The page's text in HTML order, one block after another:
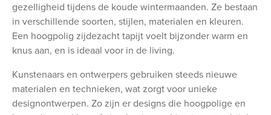
gezelligheid tijdens de koude wintermaanden. Ze bestaan
in verschillende soorten, stijlen, materialen en kleuren.
Een hoogpolig zijdezacht tapijt voelt bijzonder warm en
knus aan, en is ideaal voor in de living.
Kunstenaars en ontwerpers gebruiken steeds nieuwe
materialen en technieken, wat zorgt voor unieke
designontwerpen. Zo zijn er designs die hoogpolige en